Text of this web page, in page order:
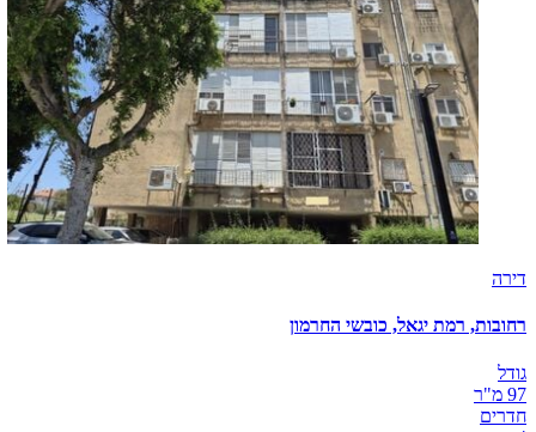
דירה
רחובות, רמת יגאל, כובשי החרמון
גודל
97 מ"ר
חדרים